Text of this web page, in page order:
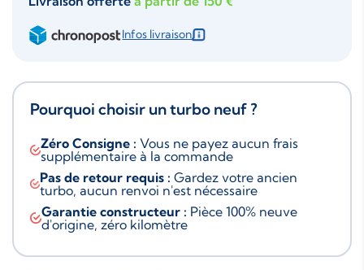
Infos livraison
Pourquoi choisir un turbo neuf ?
Zéro Consigne : Vous ne payez aucun frais
supplémentaire à la commande
Pas de retour requis : Gardez votre ancien
turbo, aucun renvoi n'est nécessaire
Garantie constructeur : Pièce 100% neuve
d'origine, zéro kilomètre